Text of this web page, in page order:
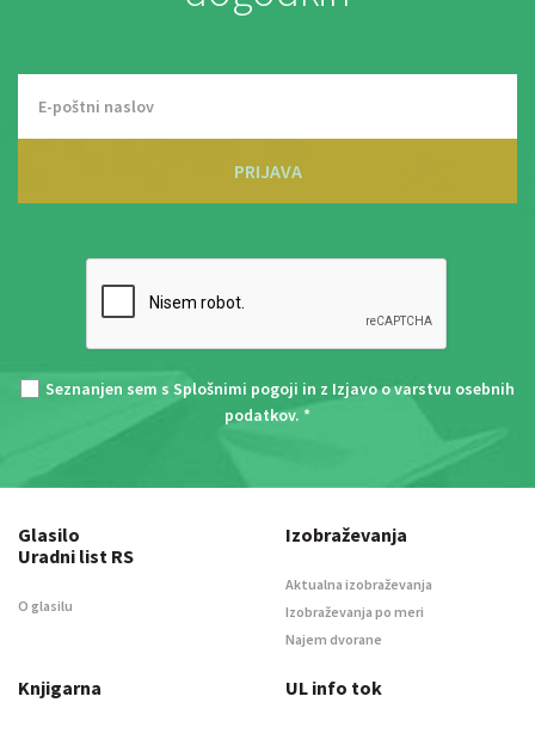
PRIJAVA
Seznanjen sem s Splošnimi pogoji in z Izjavo o varstvu osebnih
podatkov. *
Glasilo
Uradni list RS
O glasilu
Izobraževanja
Aktualna izobraževanja
Izobraževanja po meri
Najem dvorane
Knjigarna UL info tok